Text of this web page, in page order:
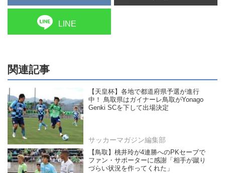
LINE
関連記事
【天皇杯】各地で都道府県予選が進行
中！ 鳥取県はガイナーレ鳥取がYonago
Genki SCを下して出場決定
サッカーマガジン編集部
【鳥取】桃井玲が4連勝へのPKセーブで
ファン・サポーターに感謝「相手が蹴り
づらい状況を作ってくれた」